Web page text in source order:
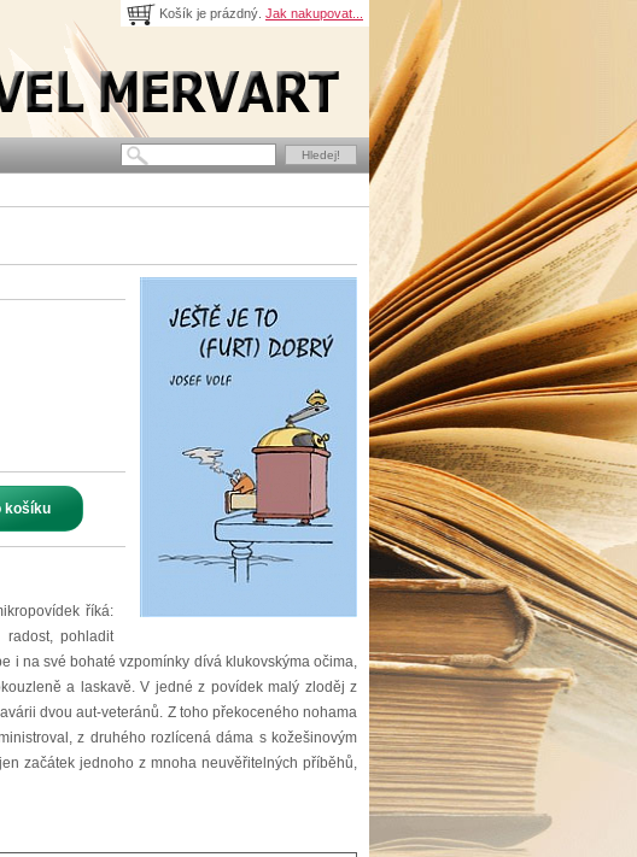
Košík je prázdný. Jak nakupovat...
košíku
říká:
pohladit
i na své bohaté vzpomínky dívá klukovskýma očima,
a laskavě. V jedné z povídek malý zloděj z
dvou aut-veteránů. Z toho překoceného nohama
z druhého rozlícená dáma s kožešinovým
začátek jednoho z mnoha neuvěřitelných příběhů,